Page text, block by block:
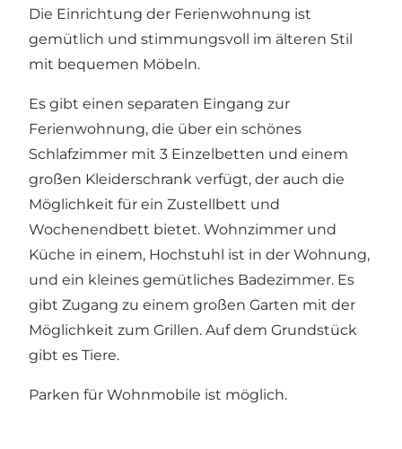
Die Einrichtung der Ferienwohnung ist
gemütlich und stimmungsvoll im älteren Stil
mit bequemen Möbeln.
Es gibt einen separaten Eingang zur
Ferienwohnung, die über ein schönes
Schlafzimmer mit 3 Einzelbetten und einem
großen Kleiderschrank verfügt, der auch die
Möglichkeit für ein Zustellbett und
Wochenendbett bietet. Wohnzimmer und
Küche in einem, Hochstuhl ist in der Wohnung,
und ein kleines gemütliches Badezimmer. Es
gibt Zugang zu einem großen Garten mit der
Möglichkeit zum Grillen. Auf dem Grundstück
gibt es Tiere.
Parken für Wohnmobile ist möglich.